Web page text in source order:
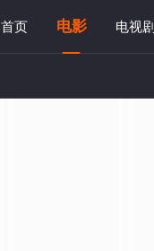
首页 电影 电视剧